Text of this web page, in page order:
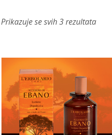
Prikazuje se svih 3 rezultata